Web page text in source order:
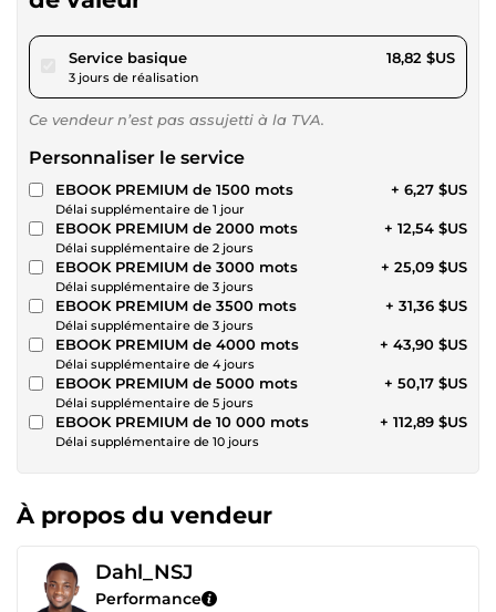
Service basiquepour 17,34 $US
3 jours de réalisation
18,82 $US
Ce vendeur n’est pas assujetti à la TVA.
Personnaliser le service
EBOOK PREMIUM de 1500 mots
Délai supplémentaire de 1 jour
+ 6,27 $US
EBOOK PREMIUM de 2000 mots
Délai supplémentaire de 2 jours
+ 12,54 $US
EBOOK PREMIUM de 3000 mots
Délai supplémentaire de 3 jours
+ 25,09 $US
EBOOK PREMIUM de 3500 mots
Délai supplémentaire de 3 jours
+ 31,36 $US
EBOOK PREMIUM de 4000 mots
Délai supplémentaire de 4 jours
+ 43,90 $US
EBOOK PREMIUM de 5000 mots
Délai supplémentaire de 5 jours
+ 50,17 $US
EBOOK PREMIUM de 10 000 mots
Délai supplémentaire de 10 jours
+ 112,89 $US
À propos du vendeur
Dahl_NSJ
Performance